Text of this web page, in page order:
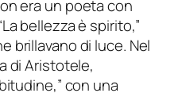
era un poeta con
bellezza è spirito,”
brillavano di luce. Nel
di Aristotele,
con una